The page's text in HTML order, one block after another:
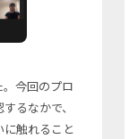
今回のプロ
るなかで、
触れること